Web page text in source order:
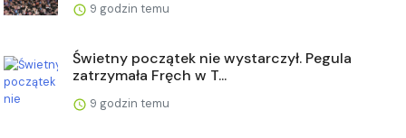
9 godzin temu
Świetny początek nie wystarczył. Pegula
zatrzymała Fręch w T...
9 godzin temu